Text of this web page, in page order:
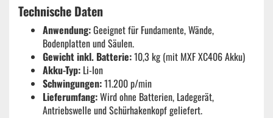
Technische Daten
Anwendung:Geeignet für Fundamente, Wände,
Bodenplatten und Säulen.
Gewicht inkl. Batterie:10,3 kg (mit MXF XC406 Akku)
Akku-Typ: Li-Ion
Schwingungen:11.200 p/min
Lieferumfang:Wird ohne Batterien, Ladegerät,
Antriebswelle und Schürhakenkopf geliefert.